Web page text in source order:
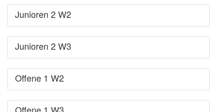
Junioren 2 W2
Junioren 2 W3
Offene 1 W2